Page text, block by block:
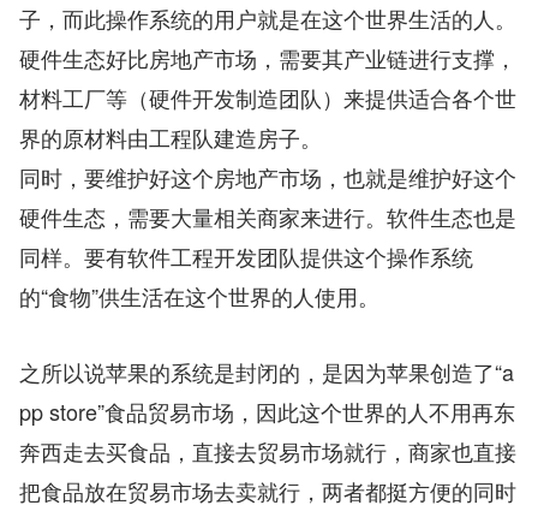
子，而此操作系统的用户就是在这个世界生活的人。
硬件生态好比房地产市场，需要其产业链进行支撑，
材料工厂等（硬件开发制造团队）来提供适合各个世
界的原材料由工程队建造房子。
同时，要维护好这个房地产市场，也就是维护好这个
硬件生态，需要大量相关商家来进行。软件生态也是
同样。要有软件工程开发团队提供这个操作系统
的“食物”供生活在这个世界的人使用。
之所以说苹果的系统是封闭的，是因为苹果创造了“a
pp store”食品贸易市场，因此这个世界的人不用再东
奔西走去买食品，直接去贸易市场就行，商家也直接
把食品放在贸易市场去卖就行，两者都挺方便的同时